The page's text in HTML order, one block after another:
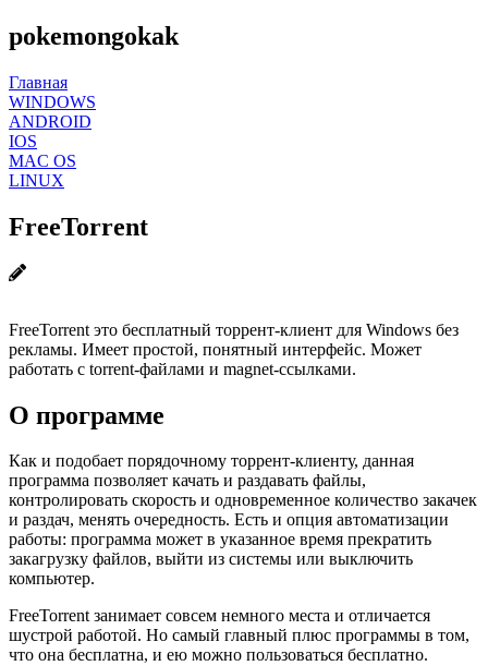
pokemongokak
Главная
WINDOWS
ANDROID
IOS
MAC OS
LINUX
FreeTorrent
FreeTorrent это бесплатный торрент-клиент для Windows без
рекламы. Имеет простой, понятный интерфейс. Может
работать с torrent-файлами и magnet-ссылками.
О программе
Как и подобает порядочному торрент-клиенту, данная
программа позволяет качать и раздавать файлы,
контролировать скорость и одновременное количество закачек
и раздач, менять очередность. Есть и опция автоматизации
работы: программа может в указанное время прекратить
закагрузку файлов, выйти из системы или выключить
компьютер.
FreeTorrent занимает совсем немного места и отличается
шустрой работой. Но самый главный плюс программы в том,
что она бесплатна, и ею можно пользоваться бесплатно.